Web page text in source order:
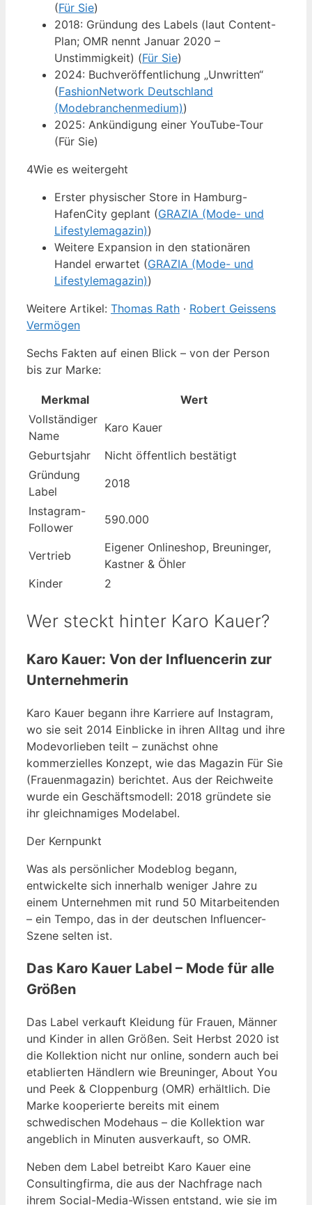
(Für Sie)
2018: Gründung des Labels (laut Content-
Plan; OMR nennt Januar 2020 –
Unstimmigkeit) (Für Sie)
2024: Buchveröffentlichung „Unwritten“
(FashionNetwork Deutschland
(Modebranchenmedium))
2025: Ankündigung einer YouTube-Tour
(Für Sie)
4Wie es weitergeht
Erster physischer Store in Hamburg-
HafenCity geplant (GRAZIA (Mode- und
Lifestylemagazin))
Weitere Expansion in den stationären
Handel erwartet (GRAZIA (Mode- und
Lifestylemagazin))
Weitere Artikel: Thomas Rath · Robert Geissens
Vermögen
Sechs Fakten auf einen Blick – von der Person
bis zur Marke:
Merkmal
Wert
Vollständiger
Name
Karo Kauer
Geburtsjahr
Nicht öffentlich bestätigt
Gründung
Label
2018
Instagram-
Follower
590.000
Vertrieb
Eigener Onlineshop, Breuninger,
Kastner & Öhler
Kinder
2
Wer steckt hinter Karo Kauer?
Karo Kauer: Von der Influencerin zur
Unternehmerin
Karo Kauer begann ihre Karriere auf Instagram,
wo sie seit 2014 Einblicke in ihren Alltag und ihre
Modevorlieben teilt – zunächst ohne
kommerzielles Konzept, wie das Magazin Für Sie
(Frauenmagazin) berichtet. Aus der Reichweite
wurde ein Geschäftsmodell: 2018 gründete sie
ihr gleichnamiges Modelabel.
Der Kernpunkt
Was als persönlicher Modeblog begann,
entwickelte sich innerhalb weniger Jahre zu
einem Unternehmen mit rund 50 Mitarbeitenden
– ein Tempo, das in der deutschen Influencer-
Szene selten ist.
Das Karo Kauer Label – Mode für alle
Größen
Das Label verkauft Kleidung für Frauen, Männer
und Kinder in allen Größen. Seit Herbst 2020 ist
die Kollektion nicht nur online, sondern auch bei
etablierten Händlern wie Breuninger, About You
und Peek & Cloppenburg (OMR) erhältlich. Die
Marke kooperierte bereits mit einem
schwedischen Modehaus – die Kollektion war
angeblich in Minuten ausverkauft, so OMR.
Neben dem Label betreibt Karo Kauer eine
Consultingfirma, die aus der Nachfrage nach
ihrem Social-Media-Wissen entstand, wie sie im